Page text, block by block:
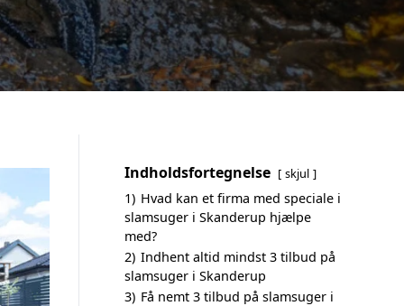
Indholdsfortegnelse skjul
1) Hvad kan et firma med speciale i
slamsuger i Skanderup hjælpe
med?
2) Indhent altid mindst 3 tilbud på
slamsuger i Skanderup
3) Få nemt 3 tilbud på slamsuger i